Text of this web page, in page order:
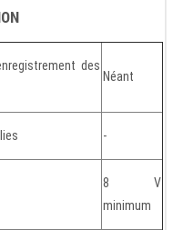
des
Néant
-
8 V
minimum